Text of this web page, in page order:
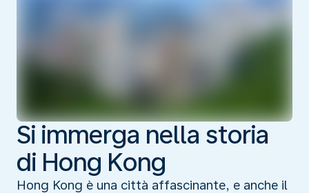
Si immerga nella storia
di Hong Kong
Hong Kong è una città affascinante, e anche il